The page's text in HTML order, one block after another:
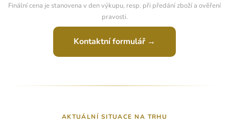
Finální cena je stanovena v den výkupu, resp. při předání zboží a ověření
pravosti.
Kontaktní formulář →
AKTUÁLNÍ SITUACE NA TRHU